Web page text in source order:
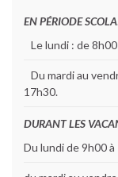
EN PÉRIODE
Le lundi : de
Du mardi au
17h30.
DURANT LES
Du lundi de 9h00